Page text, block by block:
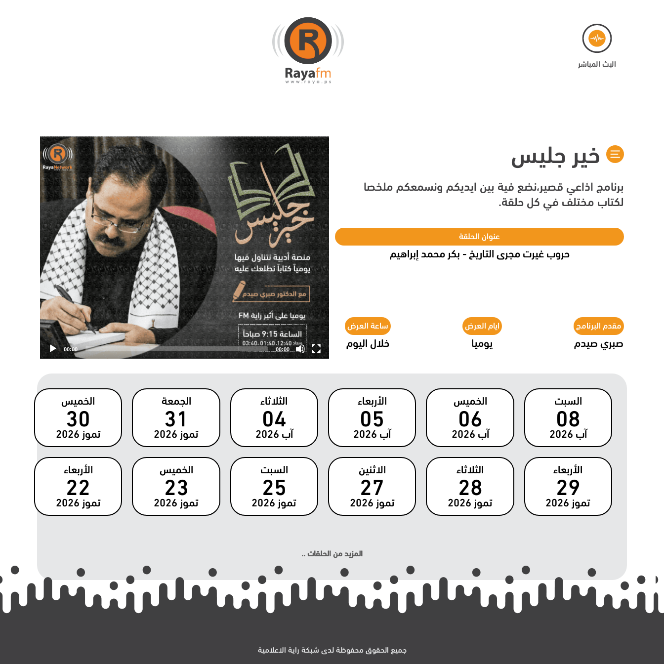
البث المباشر
خير جليس
برنامج اذاعي قصير،نضع فية بين ايديكم ونسمعكم ملخصا
لكتاب مختلف في كل حلقة.
عنوان الحلقة
حروب غيرت مجرى التاريخ - بكر محمد إبراهيم
مقدم البرنامج
صبري صيدم
ايام العرض
يوميا
ساعة العرض
خلال اليوم
Video
Player
00:00 00:00
السبت
08
آب 2026
الخميس
06
آب 2026
الأربعاء
05
آب 2026
الثلاثاء
04
آب 2026
الجمعة
31
تموز 2026
الخميس
30
تموز 2026
الأربعاء
29
تموز 2026
الثلاثاء
28
تموز 2026
الاثنين
27
تموز 2026
السبت
25
تموز 2026
الخميس
23
تموز 2026
الأربعاء
22
تموز 2026
المزيد من الحلقات ..
جميع الحقوق محفوظة لدى شبكة راية الاعلامية